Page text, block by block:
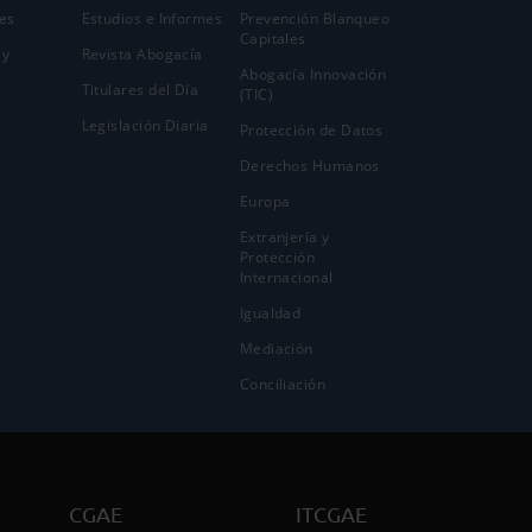
Estudios e Informes
Revista Abogacía
Titulares del Día
Legislación Diaria
Prevención Blanqueo
Capitales
Abogacía Innovación
(TIC)
Protección de Datos
Derechos Humanos
Europa
Extranjería y
Protección
Internacional
Igualdad
Mediación
Conciliación
CGAE ITCGAE